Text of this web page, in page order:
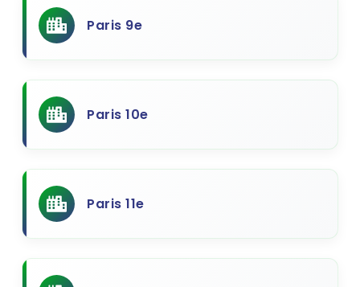
Paris 9e
Paris 10e
Paris 11e